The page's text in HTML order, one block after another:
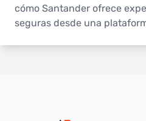
cómo Santander ofrece
seguras desde una